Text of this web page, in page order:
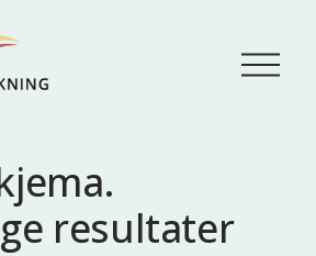
Å
p
resultater